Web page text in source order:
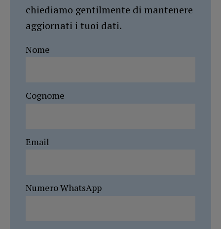
chiediamo gentilmente di mantenere
aggiornati i tuoi dati.
Nome
Cognome
Email
Numero WhatsApp